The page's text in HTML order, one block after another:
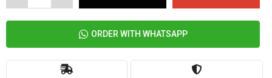
ORDER WITH WHATSAPP